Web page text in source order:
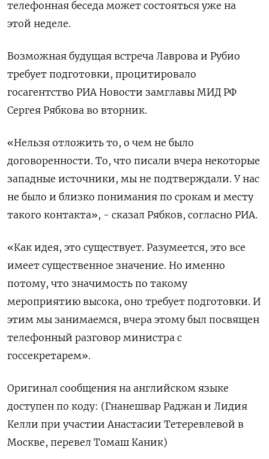
телефонная беседа может состояться уже на
этой неделе.
Возможная будущая встреча Лаврова и Рубио
требует подготовки, процитировало
госагентство РИА Новости замглавы МИД РФ
Сергея Рябкова во вторник.
«Нельзя отложить то, о чем не было
договоренности. То, что писали вчера некоторые
западные источники, мы не подтверждали. У нас
не было и близко понимания по срокам и месту
такого контакта», - сказал Рябков, согласно РИА.
«Как идея, это существует. Разумеется, это все
имеет существенное значение. Но именно
потому, что значимость по такому
мероприятию высока, оно требует подготовки. И
этим мы занимаемся, вчера этому был посвящен
телефонный разговор министра с
госсекретарем».
Оригинал сообщения на английском языке
доступен по коду: (Гнанешвар Раджан и Лидия
Келли при участии Анастасии Тетеревлевой в
Москве, перевел Томаш Каник)